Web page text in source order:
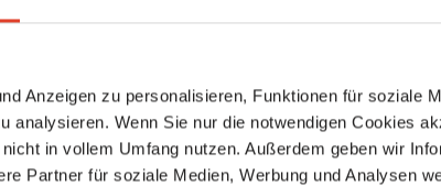
Anzeigen zu personalisieren, Funktionen für soziale
analysieren. Wenn Sie nur die notwendigen Cookies
in vollem Umfang nutzen. Außerdem geben wir
Partner für soziale Medien, Werbung und Analysen